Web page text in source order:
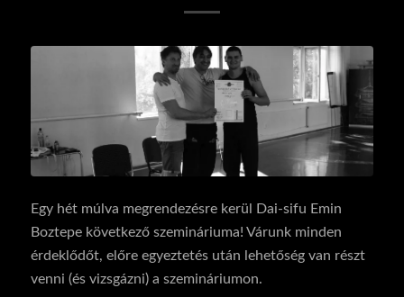
Egy hét múlva megrendezésre kerül Dai-sifu Emin
Boztepe következő szemináriuma! Várunk minden
érdeklődőt, előre egyeztetés után lehetőség van részt
venni (és vizsgázni) a szemináriumon.